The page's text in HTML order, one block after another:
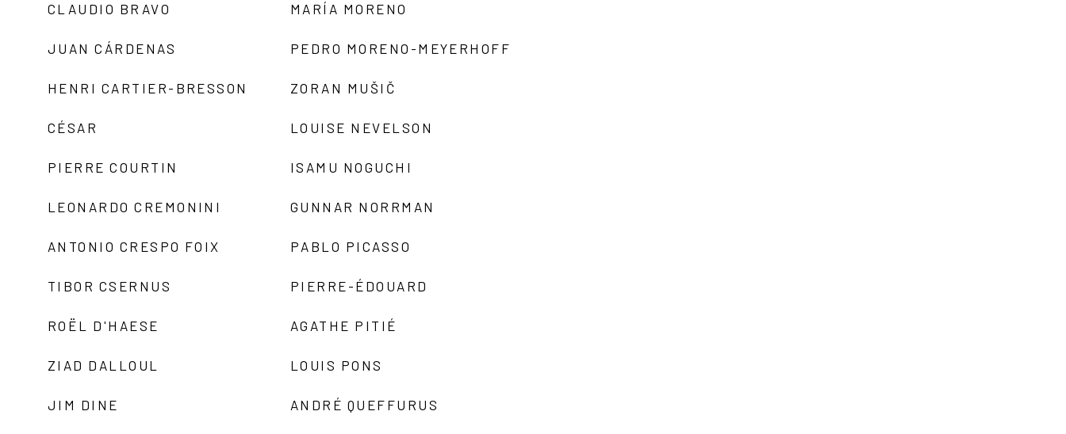
CLAUDIO BRAVO
JUAN CÁRDENAS
HENRI CARTIER-BRESSON
CÉSAR
PIERRE COURTIN
LEONARDO CREMONINI
ANTONIO CRESPO FOIX
TIBOR CSERNUS
ROËL D'HAESE
ZIAD DALLOUL
JIM DINE
MARÍA MORENO
PEDRO MORENO-MEYERHOFF
ZORAN MUŠIČ
LOUISE NEVELSON
ISAMU NOGUCHI
GUNNAR NORRMAN
PABLO PICASSO
PIERRE-ÉDOUARD
AGATHE PITIÉ
LOUIS PONS
ANDRÉ QUEFFURUS